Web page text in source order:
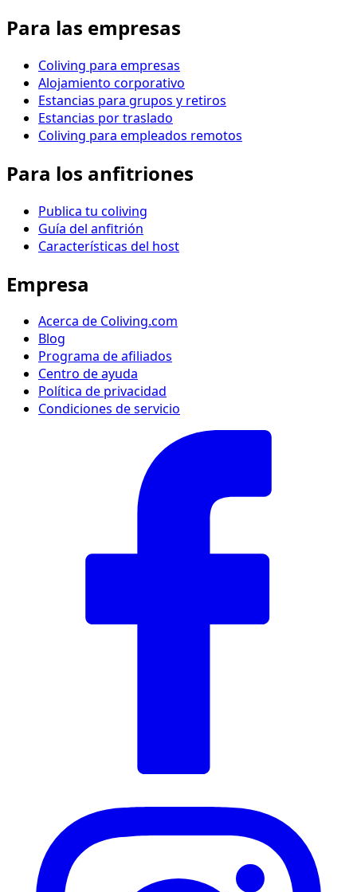
Para las empresas
Coliving para empresas
Alojamiento corporativo
Estancias para grupos y retiros
Estancias por traslado
Coliving para empleados remotos
Para los anfitriones
Publica tu coliving
Guía del anfitrión
Características del host
Empresa
Acerca de Coliving.com
Blog
Programa de afiliados
Centro de ayuda
Política de privacidad
Condiciones de servicio